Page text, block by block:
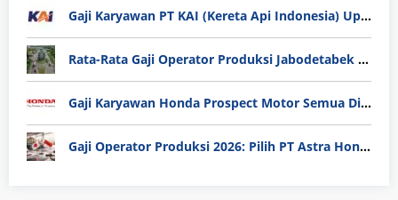
Gaji Karyawan PT KAI (Kereta Api Indonesia) Update 2025
Rata-Rata Gaji Operator Produksi Jabodetabek 2025: Bedah Tuntas UMK, Lemburan, dan Realita Hidup Buruh
Gaji Karyawan Honda Prospect Motor Semua Divisi
Gaji Operator Produksi 2026: Pilih PT Astra Honda Motor (AHM) atau Manufaktur di Jepang?